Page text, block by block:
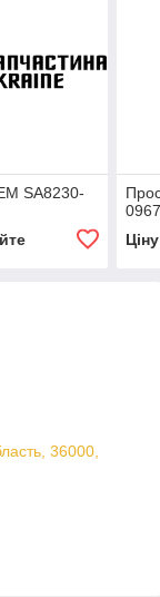
SA8230-
36000,